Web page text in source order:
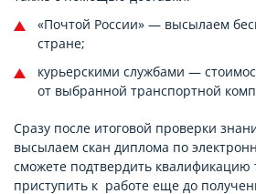
«Почтой России» — высылаем
стране;
курьерскими службами —
от выбранной транспортной
Сразу после итоговой проверки
высылаем скан диплома по
сможете подтвердить квалификацию
приступить к работе еще до